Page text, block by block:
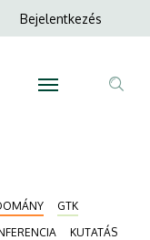
Anonim
menüje
Bejelentkezés
GTK
KUTATÁS